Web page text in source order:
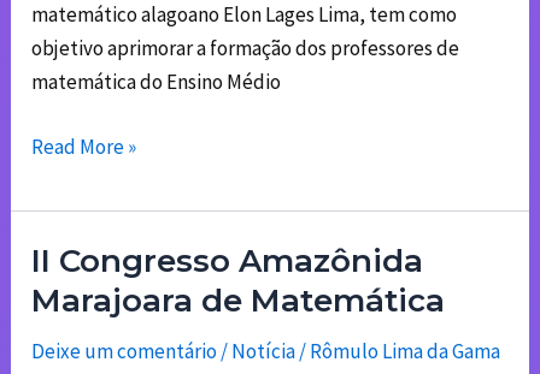
matemático alagoano Elon Lages Lima, tem como
objetivo aprimorar a formação dos professores de
matemática do Ensino Médio
Read More »
II Congresso Amazônida
Marajoara de Matemática
Deixe um comentário/Notícia/Rômulo Lima da Gama
II
Congresso
Amazônida
Marajoara